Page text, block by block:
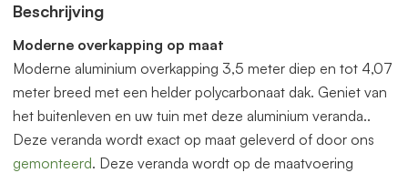
Beschrijving
Moderne overkapping op maat
Moderne aluminium overkapping 3,5 meter diep en tot 4,07
meter breed met een helder polycarbonaat dak. Geniet van
het buitenleven en uw tuin met deze aluminium veranda..
Deze veranda wordt exact op maat geleverd of door ons
gemonteerd. Deze veranda wordt op de maatvoering